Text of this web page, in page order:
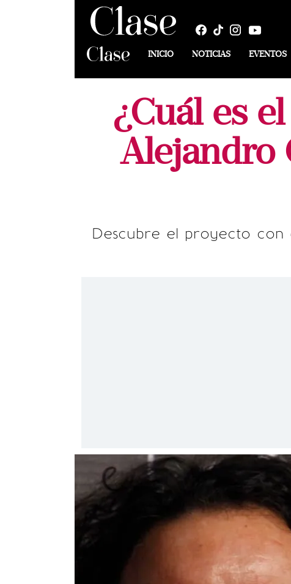
INICIO NOTICIAS EVENTOS
¿Cuál es
Alejandro
Descubre el proyecto con